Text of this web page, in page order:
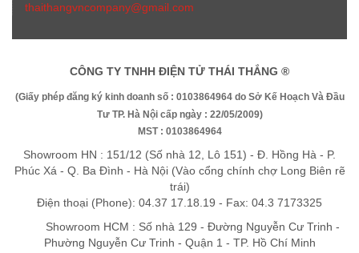
thaithangvncompany@gmail.com
CÔNG TY TNHH ĐIỆN TỬ THÁI THẮNG ®
(Giấy phép đăng ký kinh doanh số : 0103864964 do Sở Kế Hoạch Và Đầu
Tư TP. Hà Nội cấp ngày : 22/05/2009)
MST : 0103864964
Showroom HN : 151/12 (Số nhà 12, Lô 151) - Đ. Hồng Hà - P.
Phúc Xá - Q. Ba Đình - Hà Nội (Vào cổng chính chợ Long Biên rẽ
trái)
Điện thoại (Phone): 04.37 17.18.19 - Fax: 04.3 7173325
Showroom HCM : Số nhà 129 - Đường Nguyễn Cư Trinh -
Phường Nguyễn Cư Trinh - Quận 1 - TP. Hồ Chí Minh